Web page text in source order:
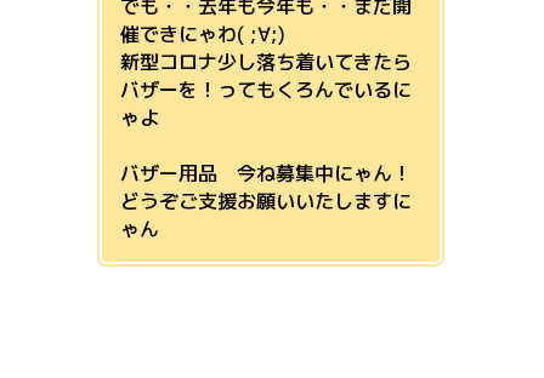
でも・・去年も今年も・・まだ開
催できにゃわ( ;∀;)
新型コロナ少し落ち着いてきたら
バザーを！ってもくろんでいるに
ゃよ
バザー用品 今ね募集中にゃん！
どうぞご支援お願いいたしますに
ゃん